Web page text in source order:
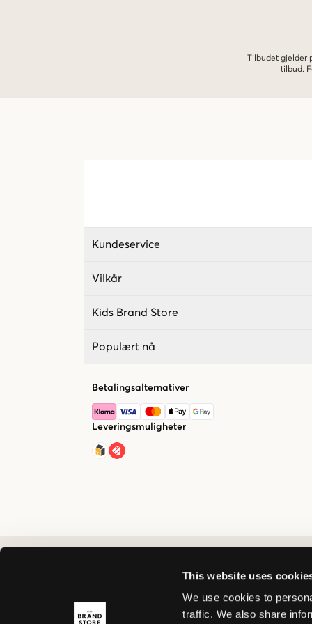
This website uses
We use cookies to
traffic. We also share
Tilbudet gjelder
tilbud.
Kundeservice
Vilkår
Kids Brand Store
Populært nå
Betalingsalternativer
Leveringsmuligheter